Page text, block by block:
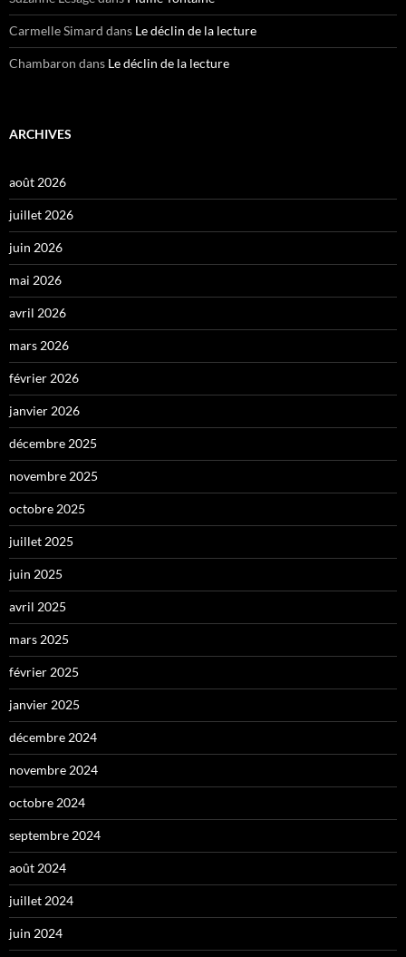
Carmelle Simard dans Le déclin de la lecture
Chambaron dans Le déclin de la lecture
ARCHIVES
août 2026
juillet 2026
juin 2026
mai 2026
avril 2026
mars 2026
février 2026
janvier 2026
décembre 2025
novembre 2025
octobre 2025
juillet 2025
juin 2025
avril 2025
mars 2025
février 2025
janvier 2025
décembre 2024
novembre 2024
octobre 2024
septembre 2024
août 2024
juillet 2024
juin 2024